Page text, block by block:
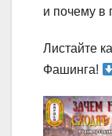
и почему в
Листайте
Фашинга!